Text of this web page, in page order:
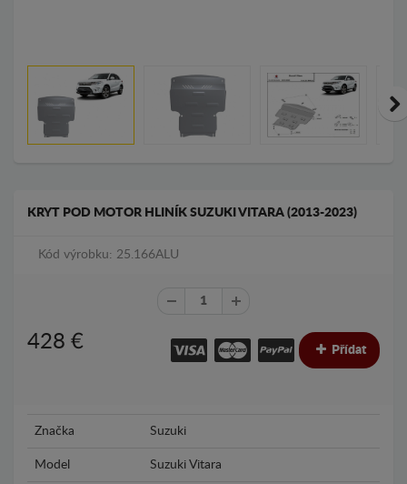
KRYT POD MOTOR HLINÍK SUZUKI VITARA (2013-2023)
Kód výrobku: 25.166ALU
428 € Přídat
Značka Suzuki
Model Suzuki Vitara